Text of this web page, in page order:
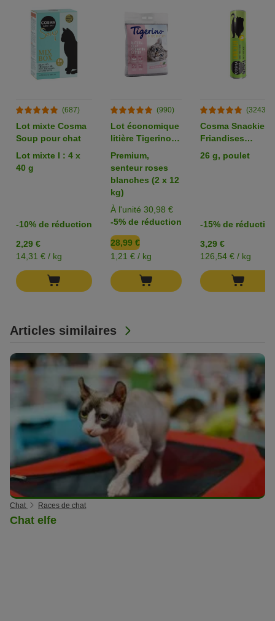
Articles similaires
Chat Races de chat
Chat elfe
(687)
Lot mixte Cosma
Soup pour chat
Lot mixte I : 4 x
40 g
-10% de réduction
2,29 €
14,31 € / kg
(990)
Lot économique
litière Tigerino
Premium ou
Performance
Premium,
senteur roses
blanches (2 x 12
kg)
À l'unité 30,98 €
-5% de réduction
28,99 €
1,21 € / kg
(3243)
Cosma Snackies
Friandises
lyophilisées pour
chat
26 g, poulet
-15% de
3,29 €
126,54 € / kg